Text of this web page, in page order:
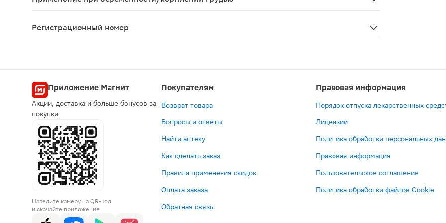
Регистрационный номер
Приложение Магнит
Акции, доставка и больше бонусов за
покупки
Наведите камеру на QR-код
и скачайте приложение
Покупателям
Возврат товара
Вопросы и ответы
Найти аптеку
Как сделать заказ
Правила применения скидок
Оплата заказа
Обратная связь
Правовая информация
Порядок отпуска лекарственных
Лицензии
Политика обработки персональных
Правовая информация
Пользовательское соглашение
Политика обработки файлов Cookie